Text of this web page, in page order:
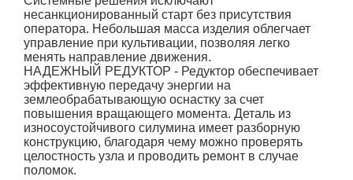
несанкционированный старт без присутствия
оператора. Небольшая масса изделия облегчает
управление при культивации, позволяя легко
менять направление движения.
НАДЕЖНЫЙ РЕДУКТОР - Редуктор обеспечивает
эффективную передачу энергии на
землеобрабатывающую оснастку за счет
повышения вращающего момента. Деталь из
износоустойчивого силумина имеет разборную
конструкцию, благодаря чему можно проверять
целостность узла и проводить ремонт в случае
поломок.